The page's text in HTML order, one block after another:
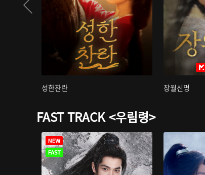
성한찬란 장월신명
FAST TRACK <우림령>